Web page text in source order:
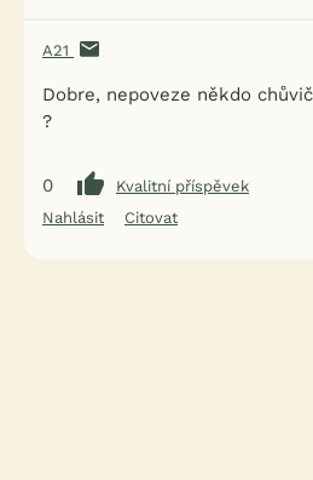
A21
Dobre, nepoveze někdo
?
0
Kvalitní příspěvek
Nahlásit
Citovat